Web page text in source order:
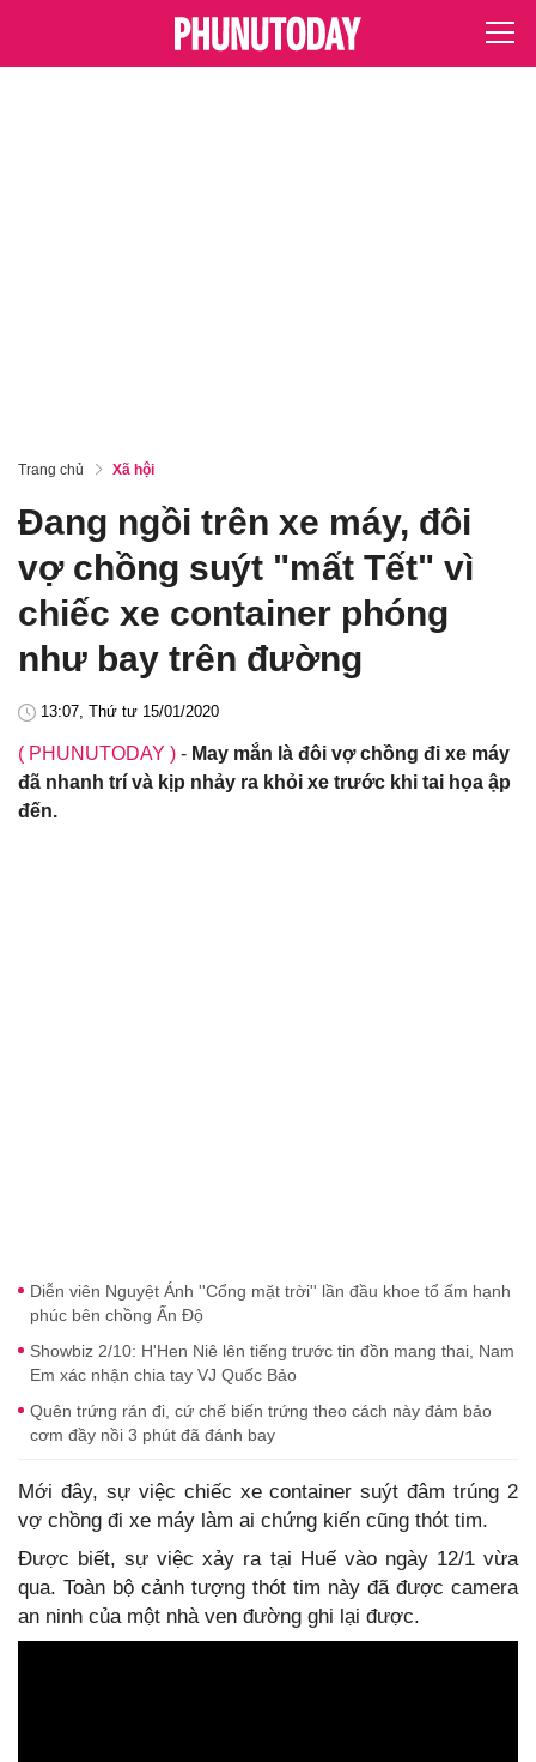
Trang chủ Xã hội
Đang ngồi trên xe máy, đôi
vợ chồng suýt "mất Tết" vì
chiếc xe container phóng
như bay trên đường
13:07, Thứ tư 15/01/2020
( PHUNUTODAY ) - May mắn là đôi vợ chồng đi xe máy
đã nhanh trí và kịp nhảy ra khỏi xe trước khi tai họa ập
đến.
Diễn viên Nguyệt Ánh ''Cổng mặt trời'' lần đầu khoe tổ ấm hạnh
phúc bên chồng Ấn Độ
Showbiz 2/10: H'Hen Niê lên tiếng trước tin đồn mang thai, Nam
Em xác nhận chia tay VJ Quốc Bảo
Quên trứng rán đi, cứ chế biến trứng theo cách này đảm bảo
cơm đầy nồi 3 phút đã đánh bay
Mới đây, sự việc chiếc xe container suýt đâm trúng 2
vợ chồng đi xe máy làm ai chứng kiến cũng thót tim.
Được biết, sự việc xảy ra tại Huế vào ngày 12/1 vừa
qua. Toàn bộ cảnh tượng thót tim này đã được camera
an ninh của một nhà ven đường ghi lại được.